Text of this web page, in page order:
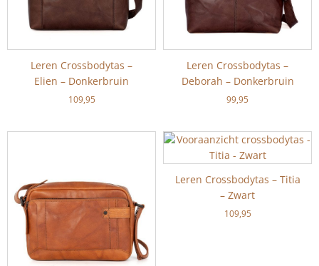
Leren Crossbodytas –
Elien – Donkerbruin
109,95
Leren Crossbodytas –
Deborah – Donkerbruin
99,95
Leren Crossbodytas – Titia
– Zwart
109,95